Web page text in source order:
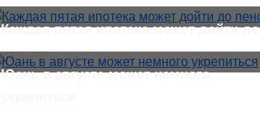
Каждая пятая ипотека может дойти до
пенсии
Юань в августе может немного